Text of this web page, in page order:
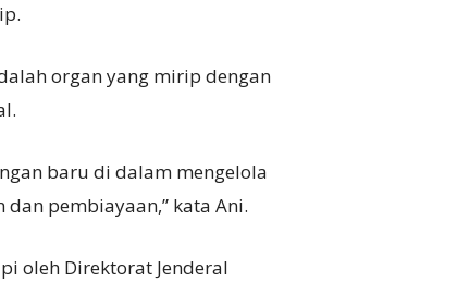
organ yang mirip dengan
baru di dalam mengelola
pembiayaan,” kata Ani.
oleh Direktorat Jenderal